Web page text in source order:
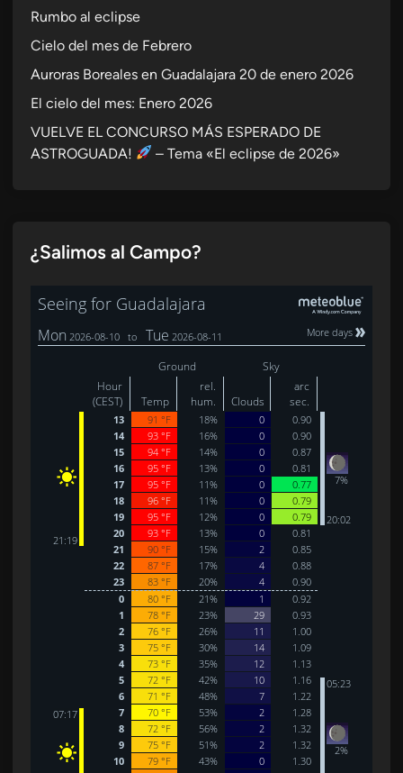
Rumbo al eclipse
Cielo del mes de Febrero
Auroras Boreales en Guadalajara 20 de enero 2026
El cielo del mes: Enero 2026
VUELVE EL CONCURSO MÁS ESPERADO DE
ASTROGUADA!
– Tema «El eclipse de 2026»
¿Salimos al Campo?